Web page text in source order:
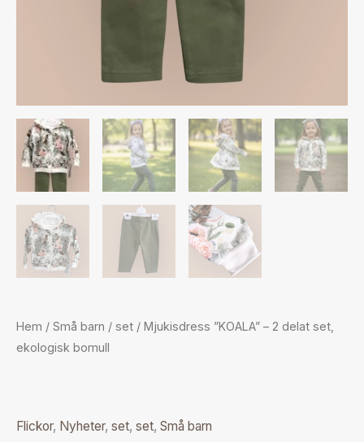
Hem / Små barn / set / Mjukisdress ”KOALA” – 2 delat set,
ekologisk bomull
Flickor, Nyheter, set, set, Små barn